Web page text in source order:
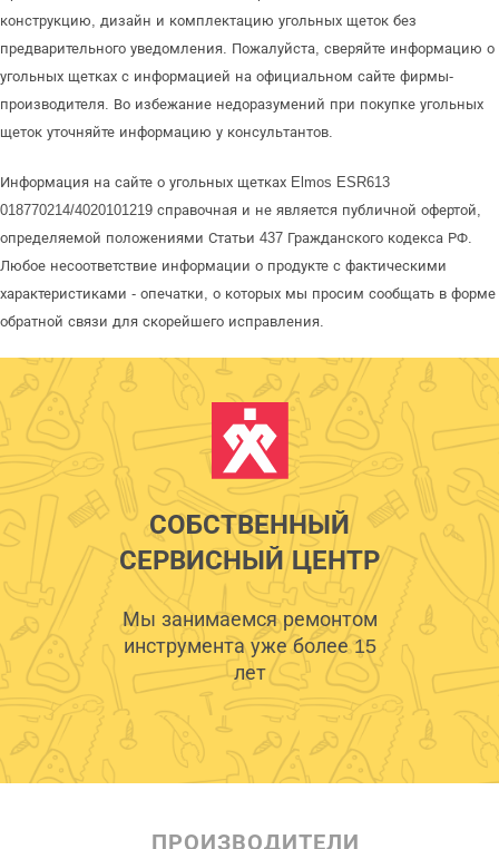
конструкцию, дизайн и комплектацию угольных щеток без
предварительного уведомления. Пожалуйста, сверяйте информацию о
угольных щетках с информацией на официальном сайте фирмы-
производителя. Во избежание недоразумений при покупке угольных
щеток уточняйте информацию у консультантов.
Информация на сайте о угольных щетках Elmos ESR613
018770214/4020101219 справочная и не является публичной офертой,
определяемой положениями Статьи 437 Гражданского кодекса РФ.
Любое несоответствие информации о продукте с фактическими
характеристиками - опечатки, о которых мы просим сообщать в форме
обратной связи для скорейшего исправления.
СОБСТВЕННЫЙ
СЕРВИСНЫЙ ЦЕНТР
Мы занимаемся ремонтом
инструмента уже более 15
лет
ПРОИЗВОДИТЕЛИ